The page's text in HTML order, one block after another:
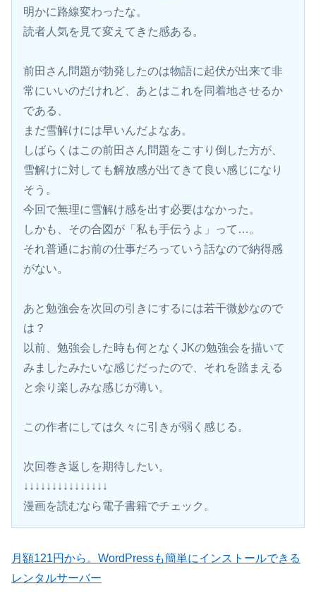
明かに路線変わったな。
読者人気を見て変えてきた感ある。
前田さん問題が勃発したのは物語に起伏が出来て非
常にいいのだけれど、あとはこれを同着地させるか
である、
まだ雪解けには早いんだよなあ。
しばらくはこの前田さん問題をこすり倒した方が、
雪解けに対しても解放感が出てきて良い感じになり
そう。
今回で無理に雪解け感を出す必要はなかった。
しかも、その合図が「私も手伝うよ」って…。
それ普通にお前の仕事だろっていう話なので納得感
がない。
あと勉強会を次回の引きにするには若干微妙なので
は？
以前、勉強会した時も何となくJKの勉強会を描いて
みましたみたいな感じだったので、それを踏まえる
と余り楽しみな感じが薄い。
この作者にしては久々に引きが弱く感じる。
次回巻き返しを期待したい。
↓↓↓↓↓↓↓↓↓↓↓↓↓↓↓
漫画を読むなら電子書籍でチェック。
月額121円から。WordPressも簡単にインストールできる
レンタルサーバー